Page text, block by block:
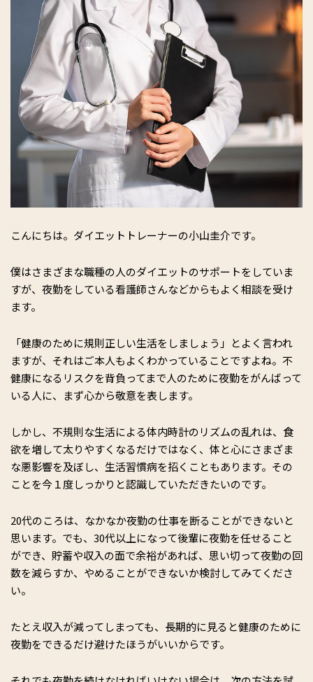
こんにちは。ダイエットトレーナーの小山圭介です。
僕はさまざまな職種の人のダイエットのサポートをしていま
すが、夜勤をしている看護師さんなどからもよく相談を受け
ます。
「健康のために規則正しい生活をしましょう」とよく言われ
ますが、それはご本人もよくわかっていることですよね。不
健康になるリスクを背負ってまで人のために夜勤をがんばって
いる人に、まず心から敬意を表します。
しかし、不規則な生活による体内時計のリズムの乱れは、食
欲を増して太りやすくなるだけではなく、体と心にさまざま
な悪影響を及ぼし、生活習慣病を招くこともあります。その
ことを今１度しっかりと認識していただきたいのです。
20代のころは、なかなか夜勤の仕事を断ることができないと
思います。でも、30代以上になって後輩に夜勤を任せること
ができ、貯蓄や収入の面で余裕があれば、思い切って夜勤の回
数を減らすか、やめることができないか検討してみてくださ
い。
たとえ収入が減ってしまっても、長期的に見ると健康のために
夜勤をできるだけ避けたほうがいいからです。